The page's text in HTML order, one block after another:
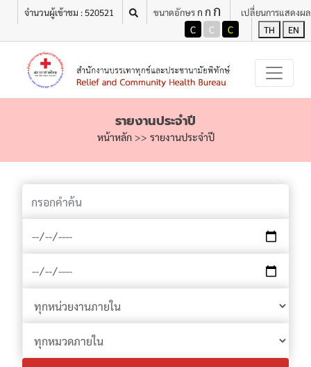
จำนวนผู้เข้าชม : 520521 ขนาดอักษรก ก ก เปลี่ยนการแสดงผล
C C C TH EN
เมนู
รายงานประจำปี
หน้าหลัก >> รายงานประจำปี